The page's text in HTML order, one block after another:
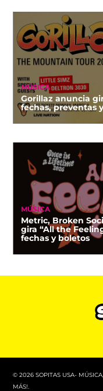
MÚSICA
Gorillaz anuncia
fechas, preventas
MÚSICA
Metric, Broken
gira “All the
fechas y boletos
© 2026 SOPITAS USA-
MÁS!.